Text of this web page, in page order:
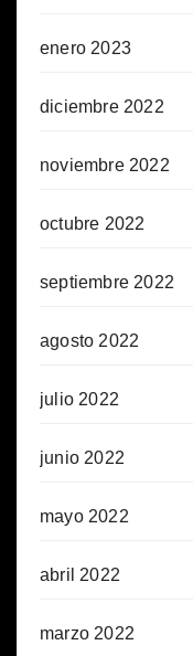
enero 2023
diciembre 2022
noviembre 2022
octubre 2022
septiembre 2022
agosto 2022
julio 2022
junio 2022
mayo 2022
abril 2022
marzo 2022